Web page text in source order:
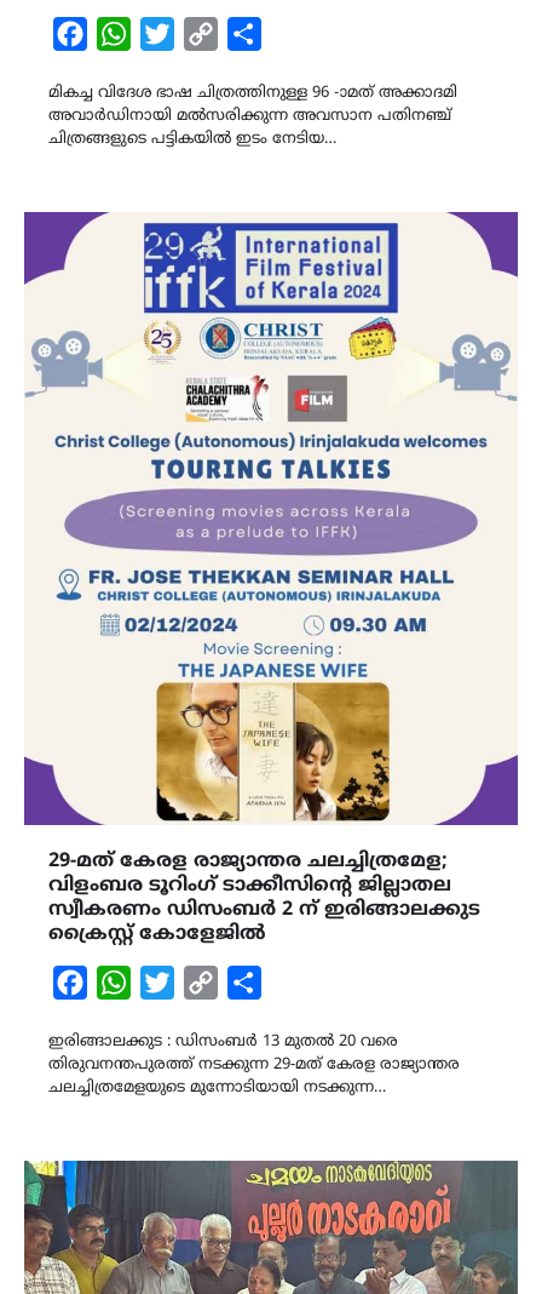
FacebookWhatsAppTwitterCopy
മികച്ച വിദേശ ഭാഷ ചിത്രത്തിനുള്ള 96 -ാമത് അക്കാദമി
അവാർഡിനായി മൽസരിക്കുന്ന അവസാന പതിനഞ്ച്
ചിത്രങ്ങളുടെ പട്ടികയിൽ ഇടം നേടിയ…
29-മത് കേരള രാജ്യാന്തര ചലച്ചിത്രമേള;
വിളംബര ടൂറിംഗ് ടാക്കീസിൻ്റെ ജില്ലാതല
സ്വീകരണം ഡിസംബർ 2 ന് ഇരിങ്ങാലക്കുട
ക്രൈസ്റ്റ് കോളേജിൽ
FacebookWhatsAppTwitterCopy
ഇരിങ്ങാലക്കുട : ഡിസംബർ 13 മുതൽ 20 വരെ
തിരുവനന്തപുരത്ത് നടക്കുന്ന 29-മത് കേരള രാജ്യാന്തര
ചലച്ചിത്രമേളയുടെ മുന്നോടിയായി നടക്കുന്ന…